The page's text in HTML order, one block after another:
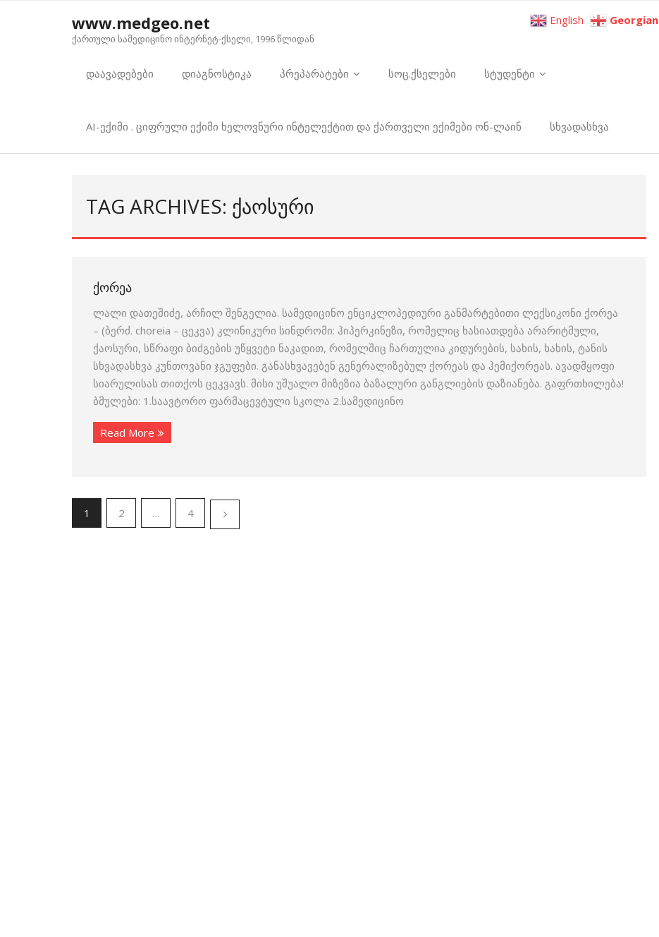
www.medgeo.net
ქართული სამედიცინო ინტერნეტ-ქსელი, 1996 წლიდან
დაავადებები დიაგნოსტიკა პრეპარატები სოც.ქსელები სტუდენტი
AI-ექიმი . ციფრული ექიმი ხელოვნური ინტელექტით და ქართველი ექიმები ონ-ლაინ სხვადასხვა
TAG ARCHIVES: ᲥᲐᲝᲡᲣᲠᲘ
ᲥᲝᲠᲔᲐ
ლალი დათეშიძე, არჩილ შენგელია. სამედიცინო ენციკლოპედიური განმარტებითი ლექსიკონი ქორეა
– (ბერძ. choreia – ცეკვა) კლინიკური სინდრომი: ჰიპერკინეზი, რომელიც ხასიათდება არარიტმული,
ქაოსური, სწრაფი ბიძგების უწყვეტი ნაკადით, რომელშიც ჩართულია კიდურების, სახის, ხახის, ტანის
სხვადასხვა კუნთოვანი ჯგუფები. განასხვავებენ გენერალიზებულ ქორეას და ჰემიქორეას. ავადმყოფი
სიარულისას თითქოს ცეკვავს. მისი უშუალო მიზეზია ბაზალური განგლიების დაზიანება. გაფრთხილება!
ბმულები: 1.საავტორო ფარმაცევტული სკოლა 2.სამედიცინო
Read More
1 2 … 4
English Georgian